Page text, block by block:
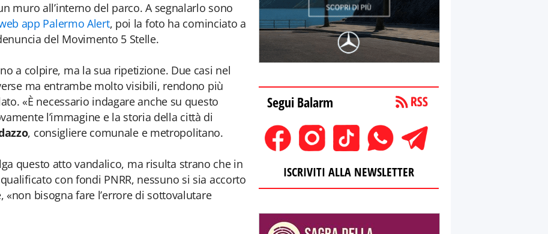
muro all’interno del parco. A segnalarlo sono
app Palermo Alert, poi la foto ha cominciato a
del Movimento 5 Stelle.
a colpire, ma la sua ripetizione. Due casi nel
ma entrambe molto visibili, rendono più
«È necessario indagare anche su questo
l’immagine e la storia della città di
, consigliere comunale e metropolitano.
questo atto vandalico, ma risulta strano che in
con fondi PNRR, nessuno si sia accorto
«non bisogna fare l’errore di sottovalutare
Segui Balarm
ISCRIVITI ALLA NEWSLETTER